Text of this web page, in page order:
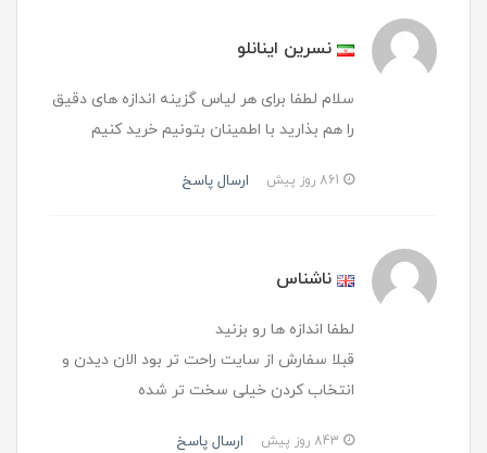
نسرین اینانلو
سلام لطفا برای هر لیاس گزینه اندازه های دقیق
را هم بذارید با اطمینان بتونیم خرید کنیم
ارسال پاسخ
ناشناس
لطفا اندازه ها رو بزنید
قبلا سفارش از سایت راحت تر بود الان دیدن و
انتخاب کردن خیلی سخت تر شده
ارسال پاسخ